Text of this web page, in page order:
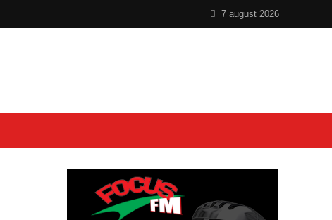
7 august 2026